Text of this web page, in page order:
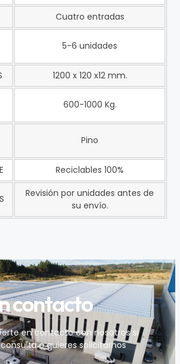
Cuatro entradas
5-6 unidades
1200 x 120 x12 mm.
600-1000 Kg.
Pino
Reciclables 100%
Revisión por unidades antes de
su envío.
contacto
en contacto con nosotros si
o quieres solicitarnos